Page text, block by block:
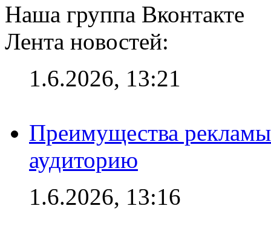
Наша группа Вконтакте
Лента новостей:
1.6.2026, 13:21
Преимущества
аудиторию
1.6.2026, 13:16